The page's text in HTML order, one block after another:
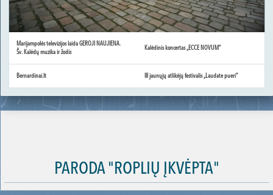
Marijampolės televizijos laida GEROJI NAUJIENA.
Šv. Kalėdų muzika ir žodis
Kalėdinis koncertas „ECCE NOVUM“
Bernardinai.lt III jaunųjų atlikėjų festivalis „Laudate pueri“
PARODA "ROPLIŲ ĮKVĖPTA"